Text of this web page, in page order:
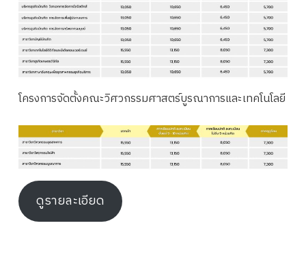
โครงการจัดตั้งคณะวิศวกรรมศาสตร์บูรณาการและเทคโนโลยี
ดูรายละเอียด